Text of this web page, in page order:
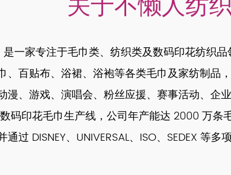
一家专注于毛巾类、纺织类及数码印花纺织品
百贴布、浴裙、浴袍等各类毛巾及家纺制品
、游戏、演唱会、粉丝应援、赛事活动、企业
码印花毛巾生产线，公司年产能达 2000 万
过 DISNEY、UNIVERSAL、ISO、SEDEX 等多